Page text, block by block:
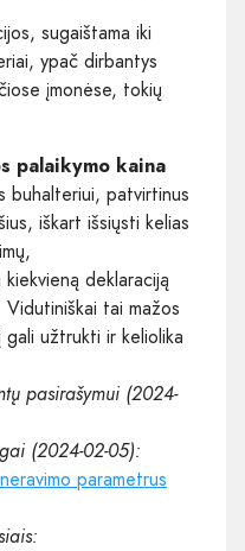
sugaištama iki
ypač dirbantys
įmonėse, tokių
palaikymo kaina
buhalteriui, patvirtinus
iškart išsiųsti kelias
deklaraciją
tai mažos
užtrukti ir keliolika
pasirašymui (2024-
(2024-02-05):
parametrus